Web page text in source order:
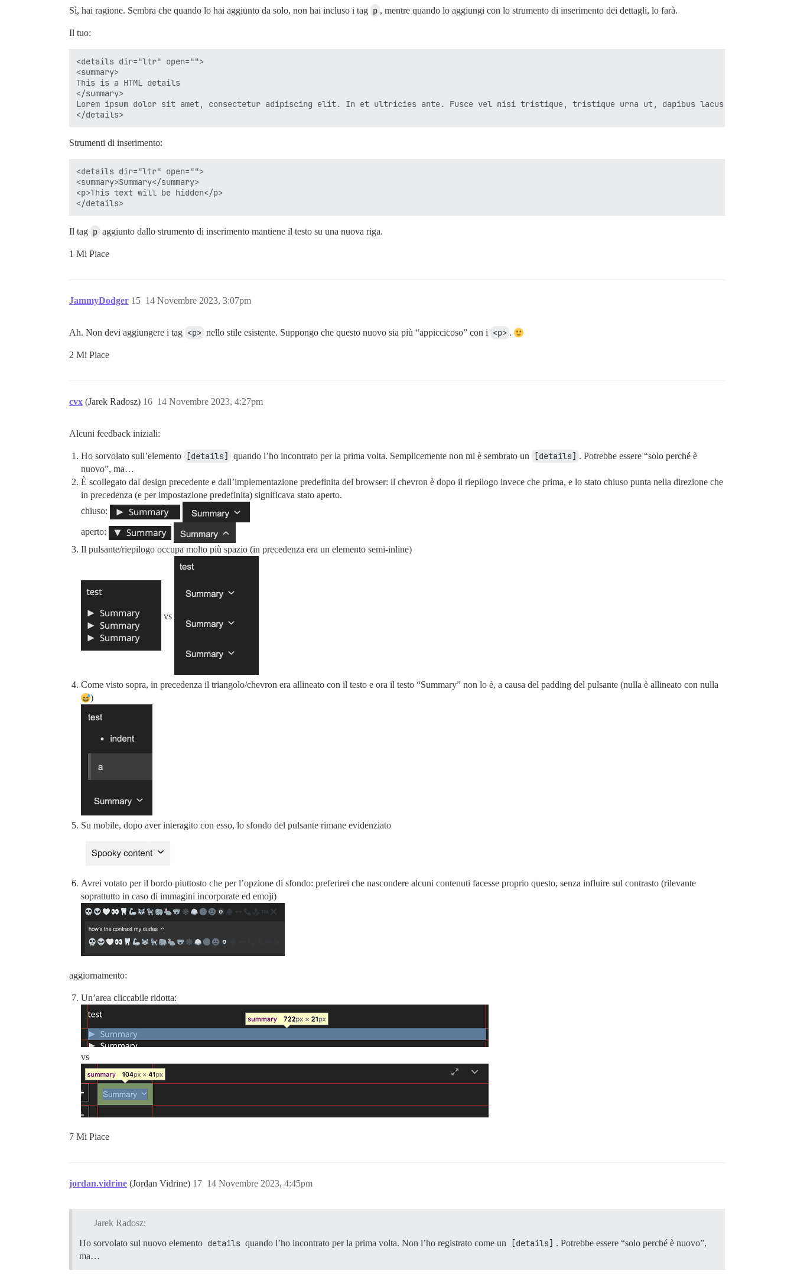
Sì, hai ragione. Sembra che quando lo hai aggiunto da solo, non hai incluso i tag p , mentre quando lo aggiungi con lo strumento di inserimento dei dettagli, lo farà.
Il tuo:
<details dir="ltr" open="">
<summary>
This is a HTML details
</summary>
Lorem ipsum dolor sit amet, consectetur adipiscing elit. In et ultricies ante. Fusce vel nisi tristique, tristique urna ut, dapibus lacus. Nulla
Strumenti di inserimento:
<details dir="ltr" open="">
<summary>Summary</summary>
<p>This text will be hidden</p>
Il tag p aggiunto dallo strumento di inserimento mantiene il testo su una nuova riga.
1 Mi Piace
JammyDodger 14 Novembre 2023, 3:07pm
15
Ah. Non devi aggiungere i tag <p> nello stile esistente. Suppongo che questo nuovo sia più “appiccicoso” con i <p> .
2 Mi Piace
cvx (Jarek Radosz) 14 Novembre 2023, 4:27pm
16
Alcuni feedback iniziali:
Ho sorvolato sull’elemento [details] quando l’ho incontrato per la prima volta. Semplicemente non mi è sembrato un [details] . Potrebbe essere “solo perché è
nuovo”, ma…
È scollegato dal design precedente e dall’implementazione predefinita del browser: il chevron è dopo il riepilogo invece che prima, e lo stato chiuso punta nella direzione che
in precedenza (e per impostazione predefinita) significava stato aperto.
chiuso:
aperto:
Il pulsante/riepilogo occupa molto più spazio (in precedenza era un elemento semi-inline)
vs
Come visto sopra, in precedenza il triangolo/chevron era allineato con il testo e ora il testo “Summary” non lo è, a causa del padding del pulsante (nulla è allineato con nulla
)
Su mobile, dopo aver interagito con esso, lo sfondo del pulsante rimane evidenziato
Avrei votato per il bordo piuttosto che per l’opzione di sfondo: preferirei che nascondere alcuni contenuti facesse proprio questo, senza influire sul contrasto (rilevante
soprattutto in caso di immagini incorporate ed emoji)
aggiornamento:
Un’area cliccabile ridotta:
vs
7 Mi Piace
jordan.vidrine (Jordan Vidrine) 14 Novembre 2023, 4:45pm
17
Jarek Radosz:
Ho sorvolato sul nuovo elemento details quando l’ho incontrato per la prima volta. Non l’ho registrato come un [details] . Potrebbe essere “solo perché è nuovo”,
ma…